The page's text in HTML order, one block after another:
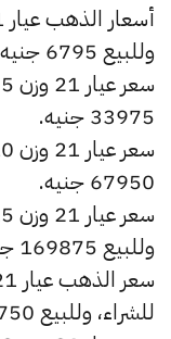
وللبيع 6795 جنيه.
33975 جنيه.
67950 جنيه.
وللبيع 169875 جنيه.
للشراء، وللبيع 339750 جنيه.